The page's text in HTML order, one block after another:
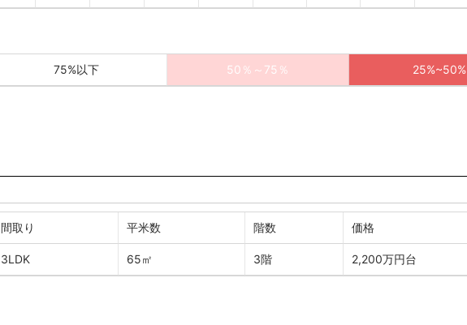
75%以下 50％～75％ 25%~50%
間取り 平米数 階数 価格
3LDK 65㎡ 3階 2,200万円台